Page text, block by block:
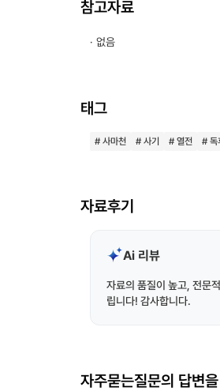
참고자료
· 없음
태그
# 사마천 # 사기 # 열전 # 독
자료후기
Ai 리뷰
자료의 품질이 높고, 전문
립니다! 감사합니다.
자주묻는질문의 답변